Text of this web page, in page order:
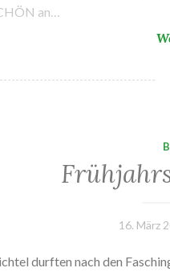
an…
16. März
durften nach den